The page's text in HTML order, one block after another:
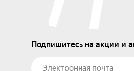
Подпишитесь на акции и